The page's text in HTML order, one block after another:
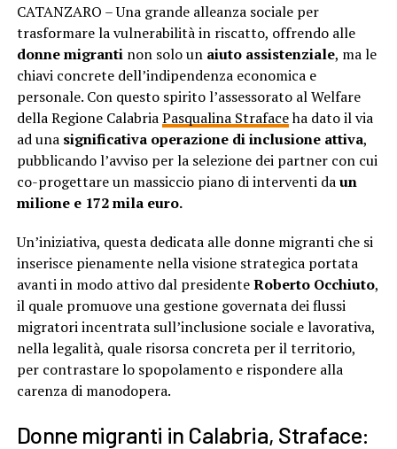
CATANZARO – Una grande alleanza sociale per
trasformare la vulnerabilità in riscatto, offrendo alle
donne migrantinon solo un aiuto assistenziale, ma le
chiavi concrete dell’indipendenza economica e
personale. Con questo spirito l’assessorato al Welfare
della Regione CalabriaPasqualina Strafaceha dato il via
ad una significativa operazione di inclusione attiva,
pubblicando l’avviso per la selezione dei partner con cui
co-progettare un massiccio piano di interventi daun
milione e 172 mila euro.
Un’iniziativa, questa dedicata alle donne migranti che si
inserisce pienamente nella visione strategica portata
avanti in modo attivo dal presidenteRoberto Occhiuto,
il quale promuove una gestione governata dei flussi
migratori incentrata sull’inclusione sociale e lavorativa,
nella legalità, quale risorsa concreta per il territorio,
per contrastare lo spopolamento e rispondere alla
carenza di manodopera.
Donne migranti in Calabria, Straface: